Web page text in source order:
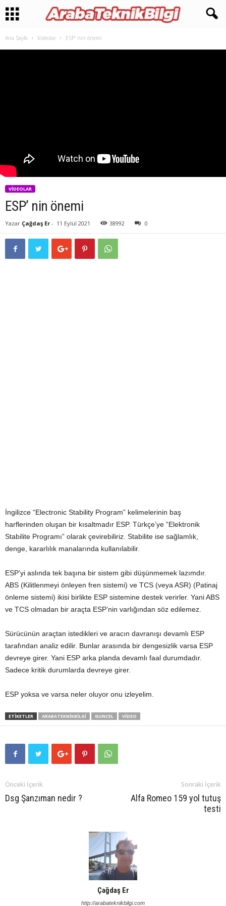
Ana Sayfa Videolar ESP’ nin önemi
VIDEOLAR
ESP’ nin önemi
Yazar Çağdaş Er - 11 Eylül 2021 38992 0
İngilizce “Electronic Stability Program” kelimelerinin baş
harflerinden oluşan bir kısaltmadır ESP. Türkçe’ye “Elektronik
Stabilite Programı” olarak çevirebiliriz. Stabilite ise sağlamlık,
denge, kararlılık manalarında kullanılabilir.
ESP’yi aslında tek başına bir sistem gibi düşünmemek lazımdır.
ABS (Kilitlenmeyi önleyen fren sistemi) ve TCS (veya ASR) (Patinaj
önleme sistemi) ikisi birlikte ESP sistemine destek verirler. Yani ABS
ve TCS olmadan bir araçta ESP’nin varlığından söz edilemez.
Sürücünün araçtan istedikleri ve aracın davranışı devamlı ESP
tarafından analiz edilir. Bunlar arasında bir dengesizlik varsa ESP
devreye girer. Yani ESP arka planda devamlı faal durumdadır.
Sadece kritik durumlarda devreye girer.
ESP yoksa ve varsa neler oluyor onu izleyelim.
ETIKETLER ARABATEKNIKBILGI GUNCEL VIDEO
Önceki İçerik
Dsg Şanzıman nedir ?
Sonraki İçerik
Alfa Romeo 159 yol tutuş
testi
Çağdaş Er
http://arabateknikbilgi.com